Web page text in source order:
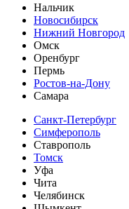
Нальчик
Новосибирск
Нижний Новгород
Омск
Оренбург
Пермь
Ростов-на-Дону
Самара
Санкт-Петербург
Симферополь
Ставрополь
Томск
Уфа
Чита
Челябинск